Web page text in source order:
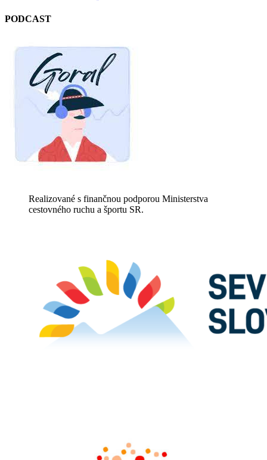
PODCAST
Realizované s finančnou podporou Ministerstva
cestovného ruchu a športu SR.